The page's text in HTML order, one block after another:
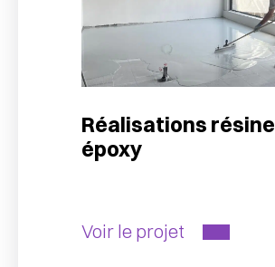
Réalisations résine
époxy
Voir le projet